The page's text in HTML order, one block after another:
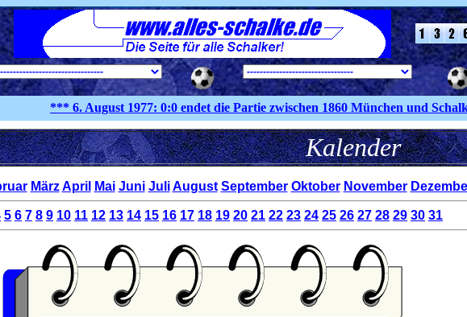
*** 6. August1977:0:0 endet die Partie zwischen 1860 München und Schalke
Kalender
März April Mai Juni Juli August September Oktober November
5 6 7 8 9 10 11 12 13 14 15 16 17 18 19 20 21 22 23 24 25 26 27 28 29 30 31